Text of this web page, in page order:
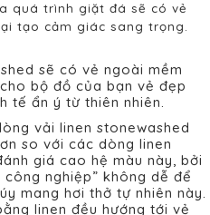
quá trình giặt đá sẽ có vẻ
tạo cảm giác sang trọng.
sẽ có vẻ ngoài mềm
bộ đồ của bạn vẻ đẹp
tế ẩn ý từ thiên nhiên.
vải linen stonewashed
so với các dòng linen
giá cao hệ màu này, bởi
nghiệp” không dễ để
mang hơi thở tự nhiên này.
linen đều hướng tới vẻ